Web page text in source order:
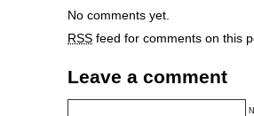
No comments yet.
RSS feed for comments on this
Leave a comment